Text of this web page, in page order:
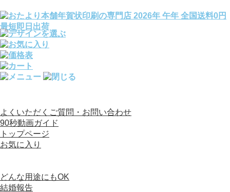
よくいただくご質問・お問い合わせ
90秒動画ガイド
トップページ
お気に入り
どんな用途にもOK
結婚報告